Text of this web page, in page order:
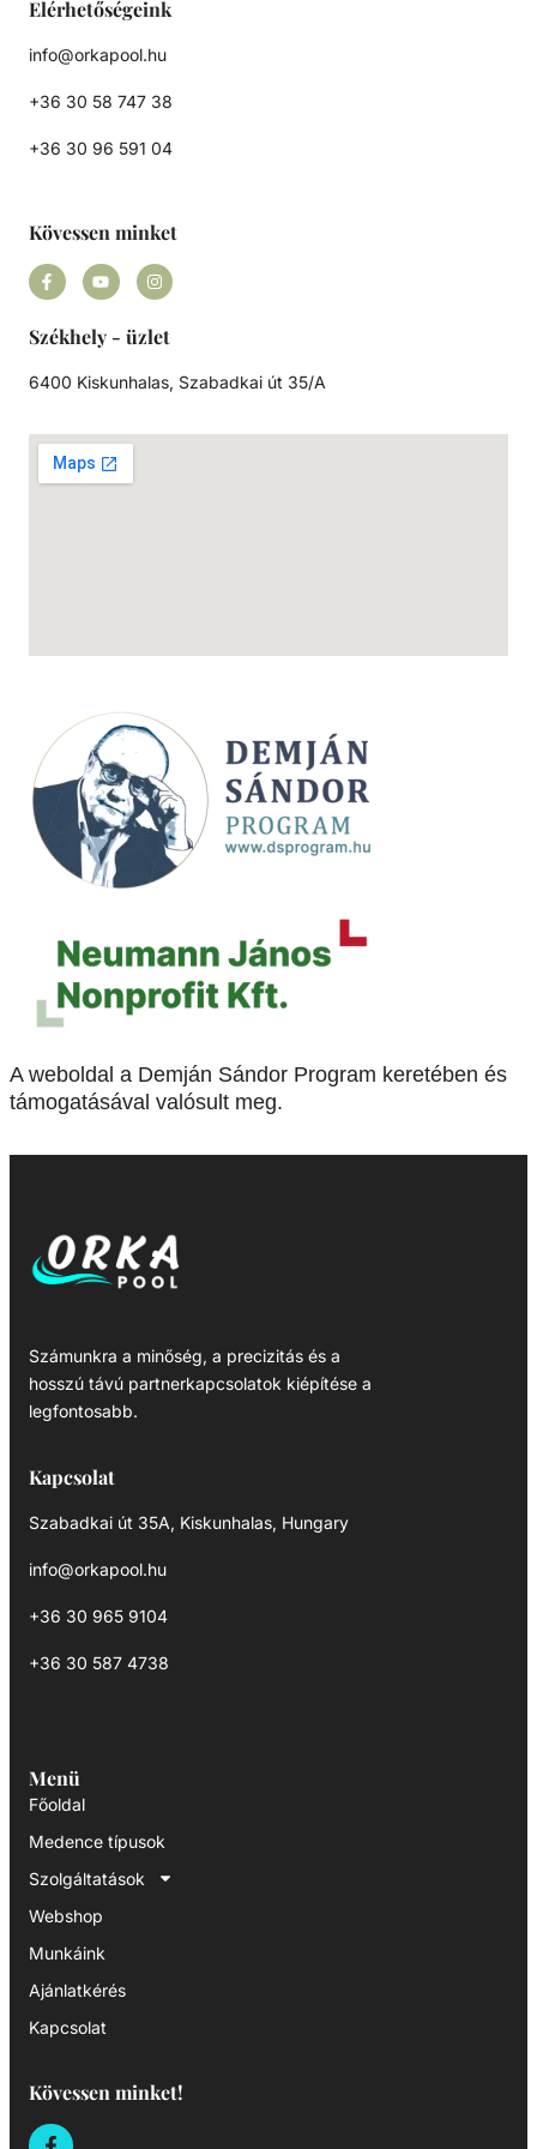
Elérhetőségeink
info@orkapool.hu
+36 30 58 747 38
+36 30 96 591 04
Kövessen minket
Székhely - üzlet
6400 Kiskunhalas, Szabadkai út 35/A
A weboldal a Demján Sándor Program keretében és
támogatásával valósult meg.
Számunkra a minőség, a precizitás és a
hosszú távú partnerkapcsolatok kiépítése a
legfontosabb.
Kapcsolat
Szabadkai út 35A, Kiskunhalas, Hungary
info@orkapool.hu
+36 30 965 9104
+36 30 587 4738
Menü
Főoldal
Medence típusok
Szolgáltatások
Webshop
Munkáink
Ajánlatkérés
Kapcsolat
Kövessen minket!